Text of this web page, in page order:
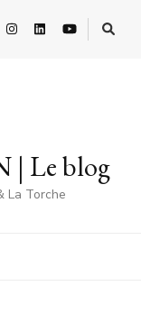
| Le blog
La Torche